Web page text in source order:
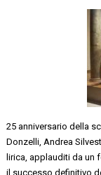
25 anniversario della
Donzelli, Andrea
lirica, applauditi da un
il successo definitivo